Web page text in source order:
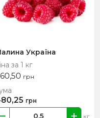
Україна
за 1 кг
грн
кг
грн